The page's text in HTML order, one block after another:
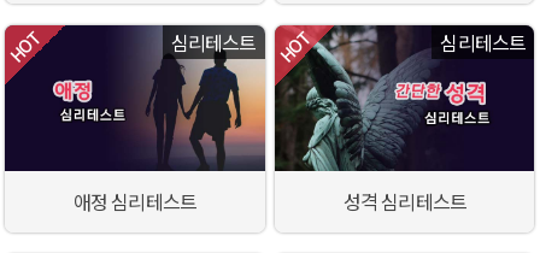
심리테스트
애정 심리테스트
심리테스트
성격 심리테스트